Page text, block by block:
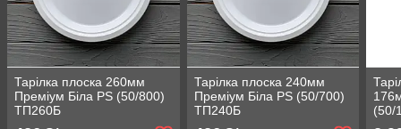
Тарілка плоска 260мм
Преміум Біла PS (50/800)
ТП260Б
Тарілка плоска 240мм
Преміум Біла PS (50/700)
ТП240Б
(50/